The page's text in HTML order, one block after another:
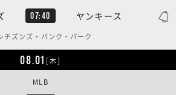
07:40 ヤンキース
チズンズ・バンク・パーク
08.01 [木]
MLB